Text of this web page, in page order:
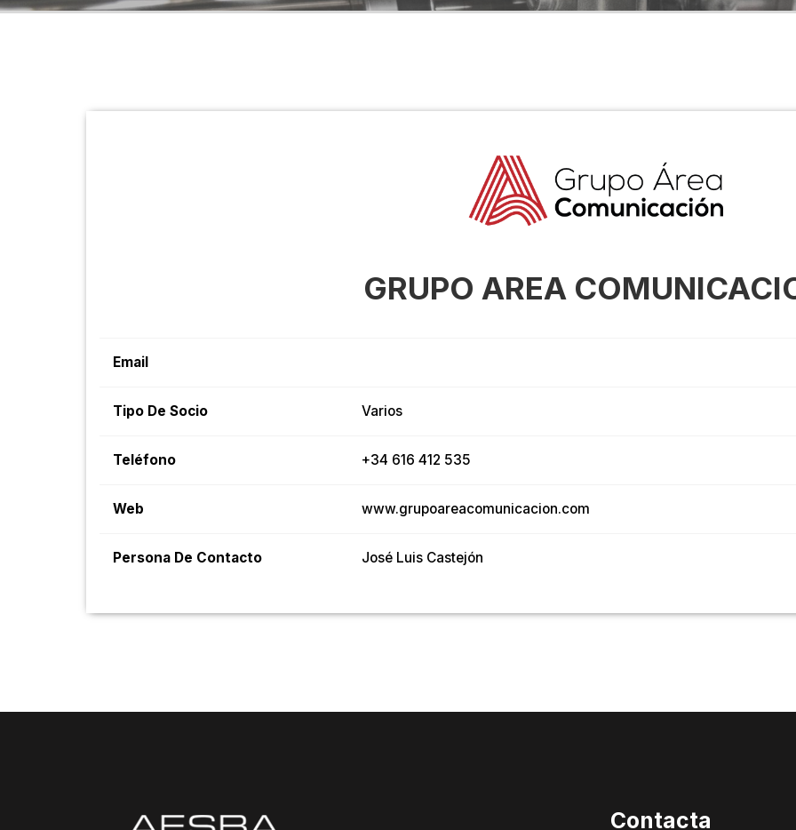
GRUPO AREA
Email
Tipo De Socio Varios
Teléfono +34 616 412 535
Web www.grupoareacomunicacion.com
Persona De Contacto José Luis Castejón
Contacta